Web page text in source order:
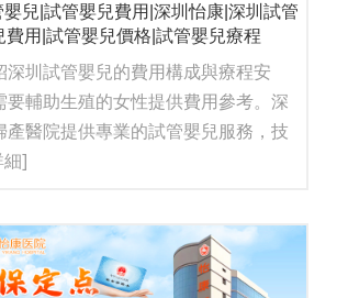
兒|試管嬰兒費用|深圳怡康|深圳試管
費用|試管嬰兒價格|試管嬰兒療程
深圳試管嬰兒的費用構成與療程安
要輔助生殖的女性提供費用參考。深
產醫院提供專業的試管嬰兒服務，技
細]